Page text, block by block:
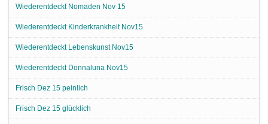
Wiederentdeckt Nomaden Nov 15
Wiederentdeckt Kinderkrankheit Nov15
Wiederentdeckt Lebenskunst Nov15
Wiederentdeckt Donnaluna Nov15
Frisch Dez 15 peinlich
Frisch Dez 15 glücklich